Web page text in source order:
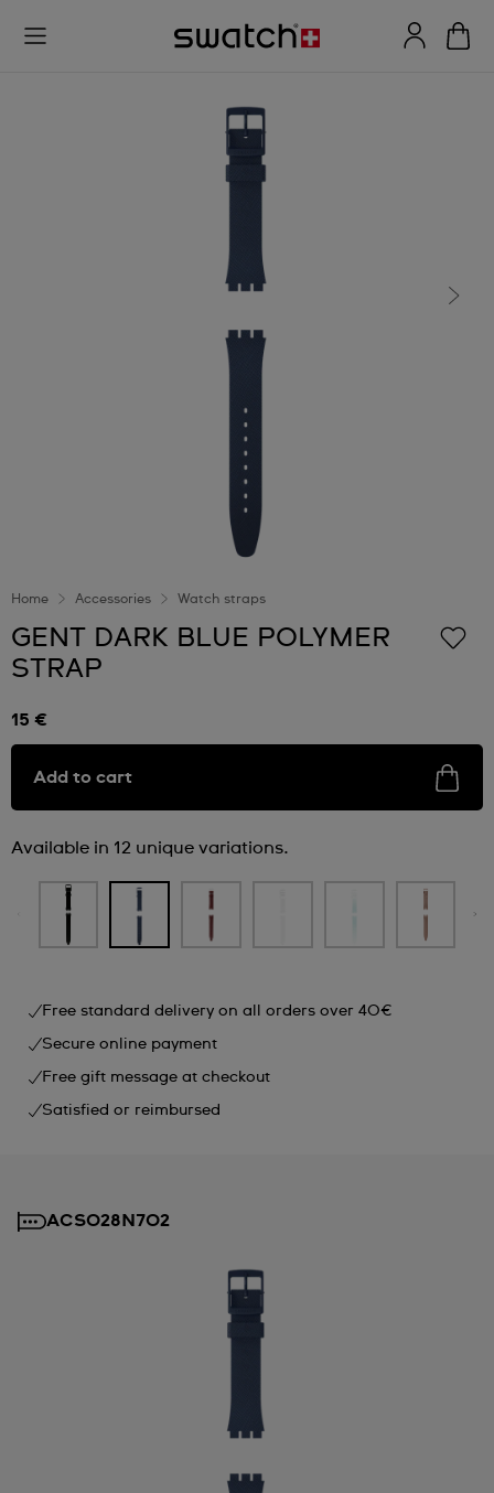
Home Accessories Watch straps
GENT DARK BLUE POLYMER
STRAP
15 €
Add to cart
Available in 12 unique variations.
Free standard delivery on all orders over 40€
Secure online payment
Free gift message at checkout
Satisfied or reimbursed
ACSO28N702